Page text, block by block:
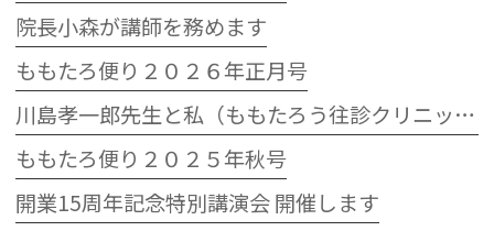
院長小森が講師を務めます
ももたろ便り２０２６年正月号
川島孝一郎先生と私（ももたろう往診クリニック開院15周年記念特別講演会）
ももたろ便り２０２５年秋号
開業15周年記念特別講演会 開催します